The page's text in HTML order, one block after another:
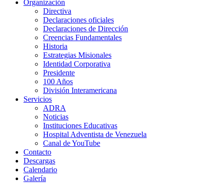
Organización
Directiva
Declaraciones oficiales
Declaraciones de Dirección
Creencias Fundamentales
Historia
Estrategias Misionales
Identidad Corporativa
Presidente
100 Años
División Interamericana
Servicios
ADRA
Noticias
Instituciones Educativas
Hospital Adventista de Venezuela
Canal de YouTube
Contacto
Descargas
Calendario
Galería